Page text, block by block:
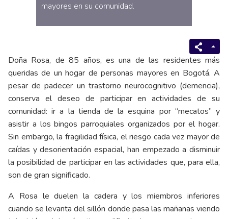
mayores en su comunidad.
Doña Rosa, de 85 años, es una de las residentes más
queridas de un hogar de personas mayores en Bogotá. A
pesar de padecer un trastorno neurocognitivo (demencia),
conserva el deseo de participar en actividades de su
comunidad: ir a la tienda de la esquina por “mecatos” y
asistir a los bingos parroquiales organizados por el hogar.
Sin embargo, la fragilidad física, el riesgo cada vez mayor de
caídas y desorientación espacial, han empezado a disminuir
la posibilidad de participar en las actividades que, para ella,
son de gran significado.
A Rosa le duelen la cadera y los miembros inferiores
cuando se levanta del sillón donde pasa las mañanas viendo